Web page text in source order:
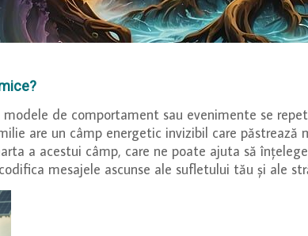
de comportament sau evenimente se
are un câmp energetic invizibil care
a acestui câmp, care ne poate ajuta să
mesajele ascunse ale sufletului tău și ale